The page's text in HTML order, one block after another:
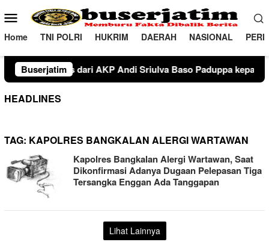
ke
konten
Menu
Mobile
Home TNI POLRI HUKRIM DAERAH NASIONAL
Buserjatim
HEADLINES
TAG: KAPOLRES BANGKALAN ALERGI WARTAWAN
Kapolres Bangkalan Alergi Wartawan, Saat
Dikonfirmasi Adanya Dugaan Pelepasan Tiga
Tersangka Enggan Ada Tanggapan
Lihat Lainnya